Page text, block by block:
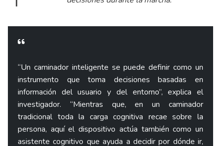
“Un caminador inteligente se puede definir como un
instrumento que toma decisiones basadas en
información del usuario y del entorno”, explica el
investigador. “Mientras que, en un caminador
tradicional toda la carga cognitiva recae sobre la
persona, aquí el dispositivo actúa también como un
asistente cognitivo que ayuda a decidir por dónde ir,